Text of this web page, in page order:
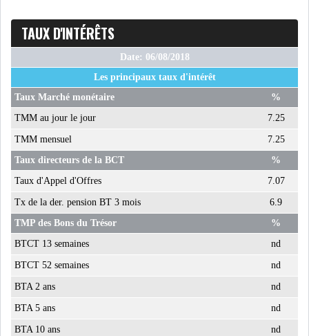
TAUX D'INTÉRÊTS
Date: 06/08/2018
Les principaux taux d'intérêt
Taux Marché monétaire
%
TMM au jour le jour
7.25
TMM mensuel
7.25
Taux directeurs de la BCT
%
Taux d'Appel d'Offres
7.07
Tx de la der. pension BT 3 mois
6.9
TMP des Bons du Trésor
%
BTCT 13 semaines
nd
BTCT 52 semaines nd
BTA 2 ans nd
BTA 5 ans nd
BTA 10 ans nd